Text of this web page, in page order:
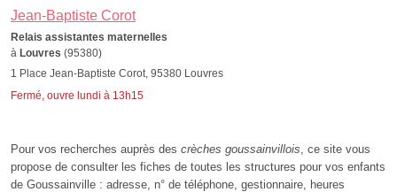
Jean-Baptiste Corot
Relais assistantes maternelles
à Louvres (95380)
1 Place Jean-Baptiste Corot, 95380 Louvres
Fermé, ouvre lundi à 13h15
Pour vos recherches auprès des crèches goussainvillois, ce site vous
propose de consulter les fiches de toutes les structures pour vos enfants
de Goussainville : adresse, n° de téléphone, gestionnaire, heures